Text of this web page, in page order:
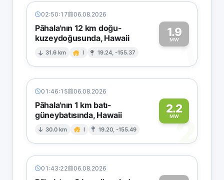
02:50:17 06.08.2026
Pāhala'nın 12 km doğu-
kuzeydoğusunda, Hawaii
31.6 km I 19.24, -155.37
1.9
MW1
01:46:15 06.08.2026
Pāhala'nın 1 km batı-
güneybatısında, Hawaii
30.0 km I 19.20, -155.49
2.2
MW2
01:43:22 06.08.2026